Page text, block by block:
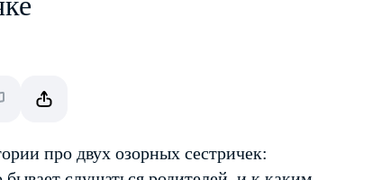
про двух озорных сестричек: